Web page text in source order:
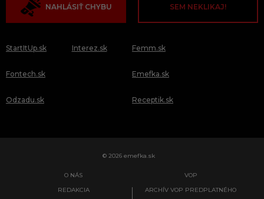
NAHLÁSIŤ CHYBU SEM NEKLIKAJ!
StartItUp.sk
Fontech.sk
Odzadu.sk
Interez.sk Femm.sk
Emefka.sk
Receptik.sk
© 2026 emefka.sk
O NÁS
REDAKCIA
VOP
ARCHÍV VOP PREDPLATNÉHO